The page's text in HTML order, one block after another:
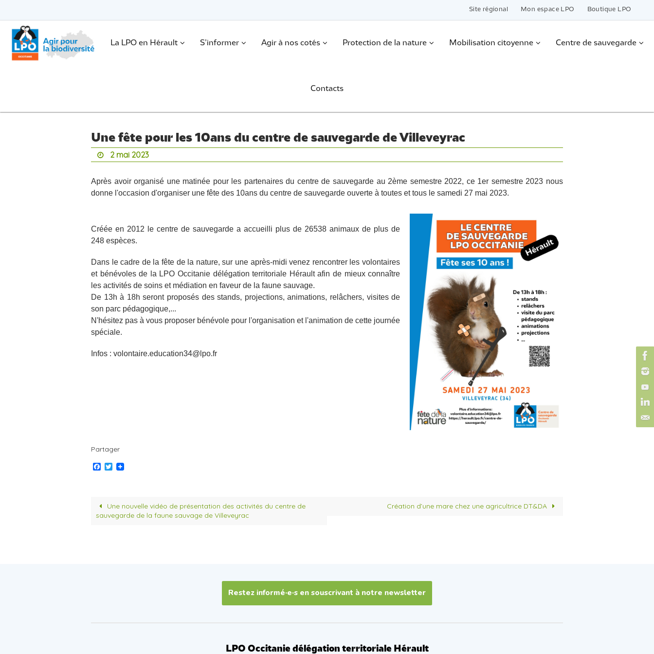
le
contenu
Site régional Mon espace LPO Boutique LPO
Passer
contenu
. La LPO en Hérault S’informer Agir à nos cotés Protection de la nature Mobilisation citoyenne Centre de sauvegarde
Contacts
Une fête pour les 10ans du centre de sauvegarde de Villeveyrac
2 mai 2023
Après avoir organisé une matinée pour les partenaires du centre de sauvegarde au 2ème semestre 2022, ce 1er semestre 2023 nous
donne l'occasion d'organiser une fête des 10ans du centre de sauvegarde ouverte à toutes et tous le samedi 27 mai 2023.
Créée en 2012 le centre de sauvegarde a accueilli plus de 26538 animaux de plus de
248 espèces.
Dans le cadre de la fête de la nature, sur une après-midi venez rencontrer les volontaires
et bénévoles de la LPO Occitanie délégation territoriale Hérault afin de mieux connaître
les activités de soins et médiation en faveur de la faune sauvage.
De 13h à 18h seront proposés des stands, projections, animations, relâchers, visites de
son parc pédagogique,...
N'hésitez pas à vous proposer bénévole pour l'organisation et l'animation de cette journée
spéciale.
Infos : volontaire.education34@lpo.fr
Partager
F
o
o
k
T
e
r
Une nouvelle vidéo de présentation des activités du centre de
sauvegarde de la faune sauvage de Villeveyrac
Création d’une mare chez une agricultrice DT&DA
Restez informé·e·s en souscrivant à notre newsletter
LPO Occitanie délégation territoriale Hérault